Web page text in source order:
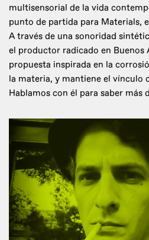
multisensorial de la vida
punto de partida para Materials,
A través de una sonoridad
el productor radicado en Buenos
propuesta inspirada en la
la materia, y mantiene el vínculo
Hablamos con él para saber más